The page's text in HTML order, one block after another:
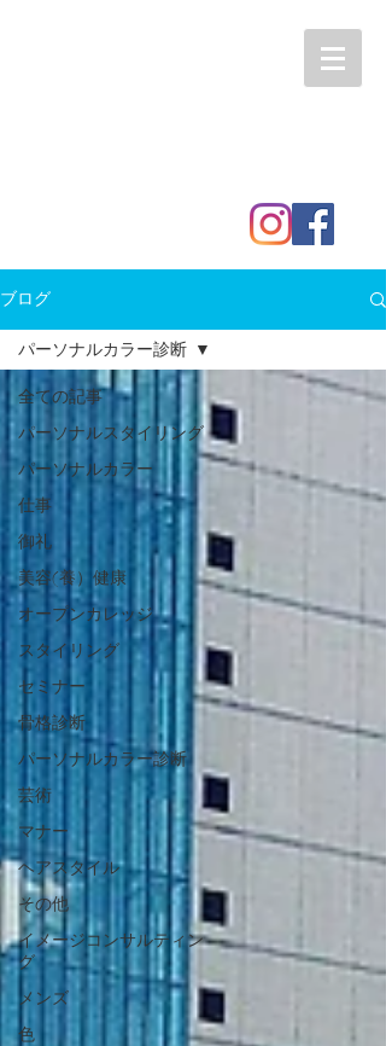
ブログ
全ての記事
パーソナルスタイリング
パーソナルカラー
仕事
御礼
美容(養）健康
オープンカレッジ
スタイリング
セミナー
骨格診断
パーソナルカラー診断
芸術
マナー
ヘアスタイル
その他
イメージコンサルティン
グ
メンズ
色
パーソナルカラー診断